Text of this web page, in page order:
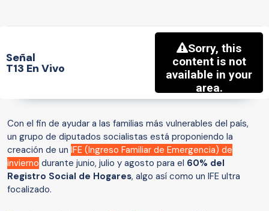
Señal
T13 En Vivo
Con el fin de ayudar a las familias más vulnerables del país,
un grupo de diputados socialistas está proponiendo la
creación de un IFE (Ingreso Familiar de Emergencia) de
invierno durante junio, julio y agosto para el 60% del
Registro Social de Hogares, algo así como un IFE ultra
focalizado.